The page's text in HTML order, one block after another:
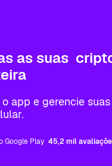
as suas
o app e gerencie
Google Play 45,2 mil